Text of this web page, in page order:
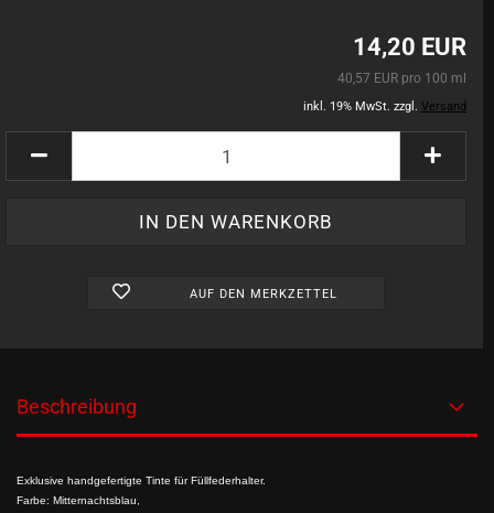
14,20 EUR
40,57 EUR pro 100 ml
inkl. 19% MwSt. zzgl. Versand
AUF DEN MERKZETTEL
Beschreibung
Exklusive handgefertigte Tinte für Füllfederhalter.
Farbe: Mitternachtsblau,